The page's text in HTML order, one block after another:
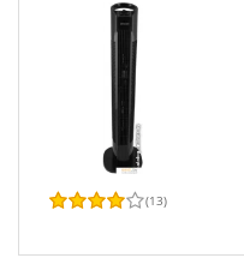
(13)